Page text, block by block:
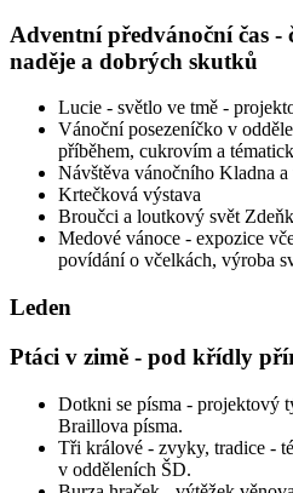
Adventní předvánoční čas -
naděje a dobrých skutků
Lucie - světlo ve tmě -
Vánoční posezeníčko v
příběhem, cukrovím a
Návštěva vánočního Kladna
Krtečková výstava
Broučci a loutkový svět
Medové vánoce - expozice
povídání o včelkách, výroba
Leden
Ptáci v zimě - pod křídly
Dotkni se písma - projektový
Braillova písma.
Tři králové - zvyky, tradice -
v odděleních ŠD.